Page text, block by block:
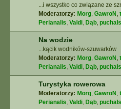
...i wszystko co związane ze
Moderatorzy: Morg, GawroN ,
Perianalis, Valdi, Dąb,
Na wodzie
...kącik wodników-szuwarków
Moderatorzy: Morg, GawroN ,
Perianalis, Valdi, Dąb,
Turystyka rowerowa
Moderatorzy: Morg, GawroN ,
Perianalis, Valdi, Dąb,